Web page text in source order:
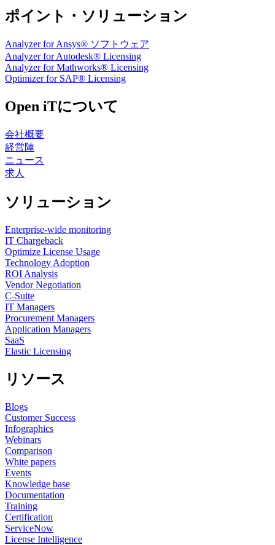
ポイント・ソリューション
Analyzer for Ansys® ソフトウェア
Analyzer for Autodesk® Licensing
Analyzer for Mathworks® Licensing
Optimizer for SAP® Licensing
Open iTについて
会社概要
経営陣
ニュース
求人
ソリューション
Enterprise-wide monitoring
IT Chargeback
Optimize License Usage
Technology Adoption
ROI Analysis
Vendor Negotiation
C-Suite
IT Managers
Procurement Managers
Application Managers
SaaS
Elastic Licensing
リソース
Blogs
Customer Success
Infographics
Webinars
Comparison
White papers
Events
Knowledge base
Documentation
Training
Certification
ServiceNow
License Intelligence